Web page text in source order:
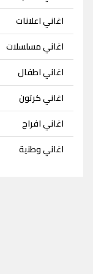
اغاني اعلانات
اغاني مسلسلات
اغاني اطفال
اغاني كرتون
اغاني افراح
اغاني وطنية